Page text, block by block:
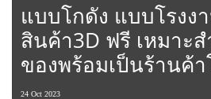
แบบโกดัง แบบโรงง
สินค้า3D ฟรี เหมาะ
ของพร้อมเป็นร้านค้
24 Oct 2023